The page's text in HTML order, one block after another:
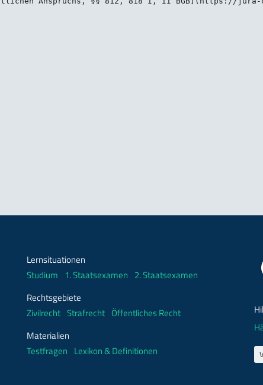
Lernsituationen
Studium 1. Staatsexamen 2. Staatsexamen
Rechtsgebiete
Zivilrecht Strafrecht Öffentliches Recht
Materialien
Testfragen Lexikon & Definitionen